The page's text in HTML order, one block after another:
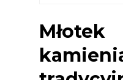
Młotek